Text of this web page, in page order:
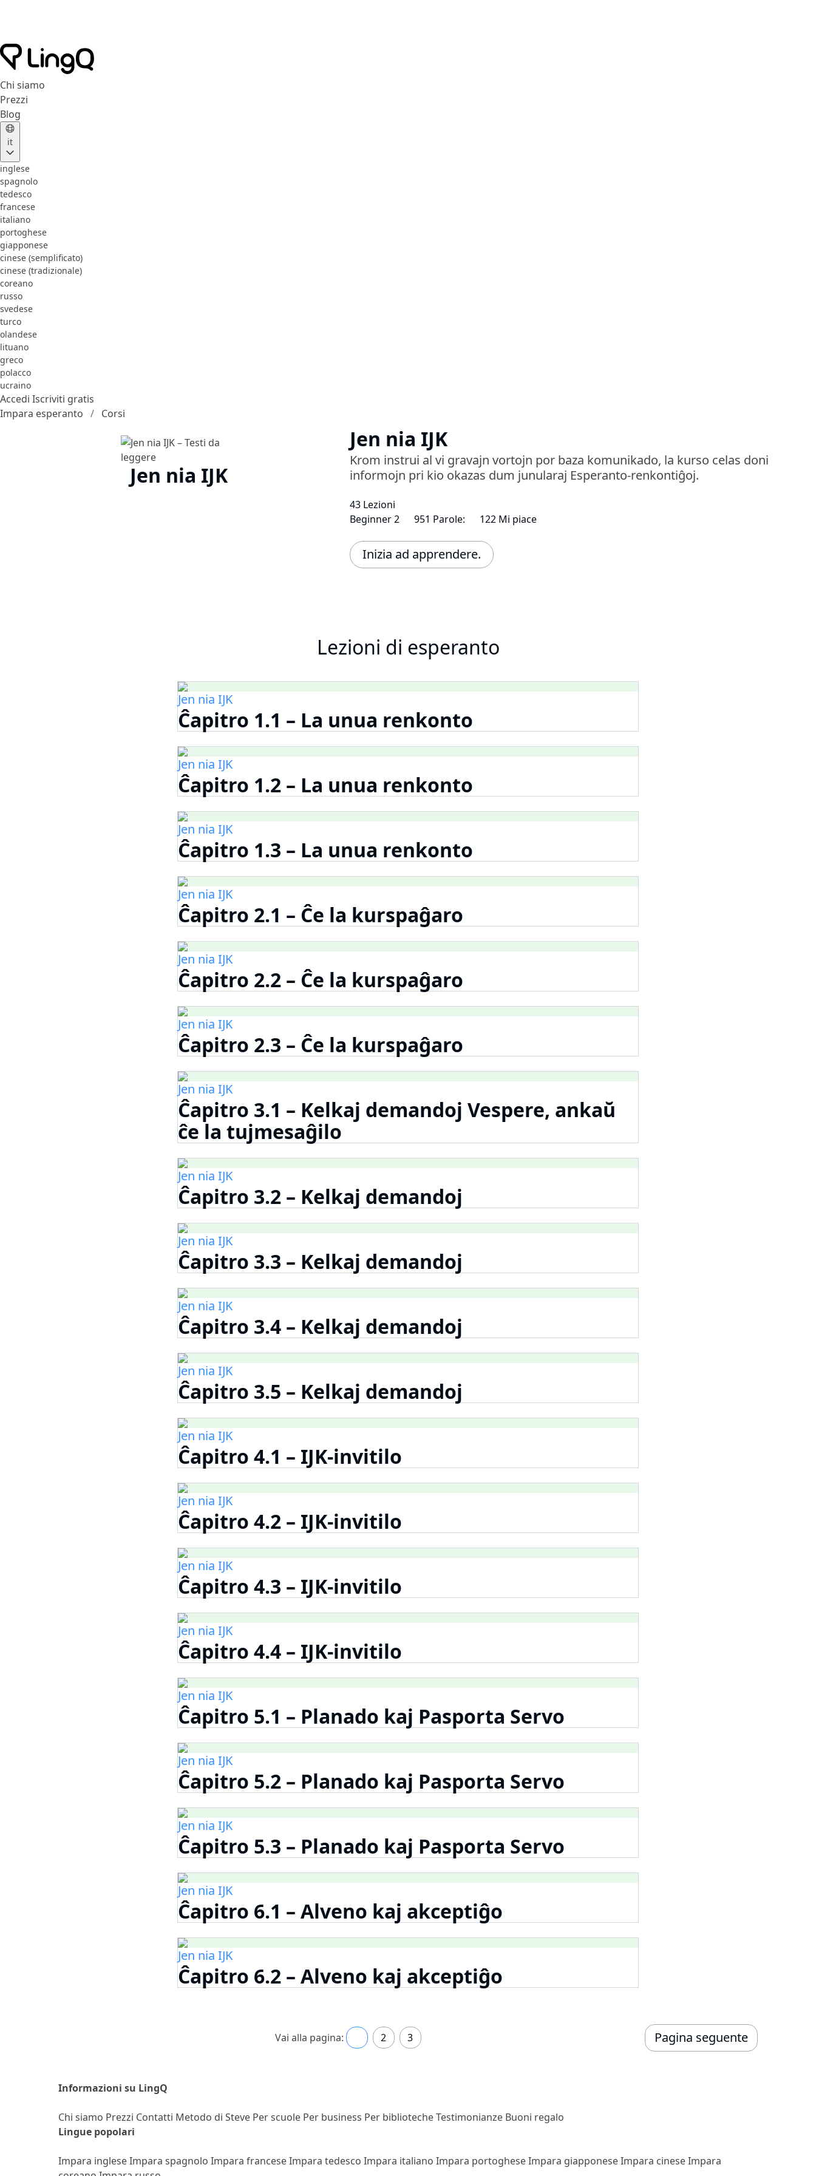
Chi siamo
Prezzi
Blog
it
inglese
spagnolo
tedesco
francese
italiano
portoghese
giapponese
cinese (semplificato)
cinese (tradizionale)
coreano
russo
svedese
turco
olandese
lituano
greco
polacco
ucraino
Accedi Iscriviti gratis
Impara esperanto
Corsi
Jen nia IJK
Jen nia IJK
Krom instrui al vi gravajn vortojn por baza komunikado, la kurso celas doni
informojn pri kio okazas dum junularaj Esperanto-renkontiĝoj.
43 Lezioni
Beginner 2
951 Parole: 122 Mi piace
Inizia ad apprendere.
Lezioni di esperanto
Jen nia IJK
Ĉapitro 1.1 – La unua renkonto
Jen nia IJK
Ĉapitro 1.2 – La unua renkonto
Jen nia IJK
Ĉapitro 1.3 – La unua renkonto
Jen nia IJK
Ĉapitro 2.1 – Ĉe la kurspaĝaro
Jen nia IJK
Ĉapitro 2.2 – Ĉe la kurspaĝaro
Jen nia IJK
Ĉapitro 2.3 – Ĉe la kurspaĝaro
Jen nia IJK
Ĉapitro 3.1 – Kelkaj demandoj Vespere, ankaŭ
ĉe la tujmesaĝilo
Jen nia IJK
Ĉapitro 3.2 – Kelkaj demandoj
Jen nia IJK
Ĉapitro 3.3 – Kelkaj demandoj
Jen nia IJK
Ĉapitro 3.4 – Kelkaj demandoj
Jen nia IJK
Ĉapitro 3.5 – Kelkaj demandoj
Jen nia IJK
Ĉapitro 4.1 – IJK-invitilo
Jen nia IJK
Ĉapitro 4.2 – IJK-invitilo
Jen nia IJK
Ĉapitro 4.3 – IJK-invitilo
Jen nia IJK
Ĉapitro 4.4 – IJK-invitilo
Jen nia IJK
Ĉapitro 5.1 – Planado kaj Pasporta Servo
Jen nia IJK
Ĉapitro 5.2 – Planado kaj Pasporta Servo
Jen nia IJK
Ĉapitro 5.3 – Planado kaj Pasporta Servo
Jen nia IJK
Ĉapitro 6.1 – Alveno kaj akceptiĝo
Jen nia IJK
Ĉapitro 6.2 – Alveno kaj akceptiĝo
Vai alla pagina: 2 3 Pagina seguente
Informazioni su LingQ
Chi siamo Prezzi Contatti Metodo di Steve Per scuole Per business Per bibliotecheTestimonianze Buoni regalo
Lingue popolari
Impara ingleseImpara spagnolo Impara franceseImpara tedesco Impara italiano Impara portogheseImpara giapponeseImpara cineseImpara